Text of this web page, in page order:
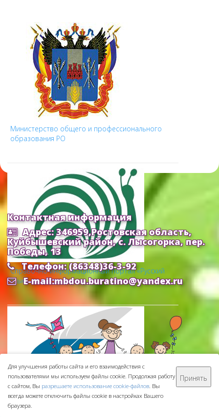
Министерство общего и профессионального
образования РО
Cправочно-информационный портал «Русский
язык»
Контактная информация
Адрес: 346959,Ростовская область,
Куйбышевский район, с. Лысогорка, пер.
Победы, 13
Телефон: (86348)36-3-92
E-mail:mbdou.buratino@yandex.ru
МБДОУ ДС "Буратино" © 2016- 2026
Сделано с ❤ вООО "Проводник"
Для улучшения работы сайта и его взаимодействия с
пользователями мы используем файлы cookie. Продолжая работу
с сайтом, Вы разрешаете использование cookie-файлов. Вы
всегда можете отключить файлы cookie в настройках Вашего
браузера.
Принять